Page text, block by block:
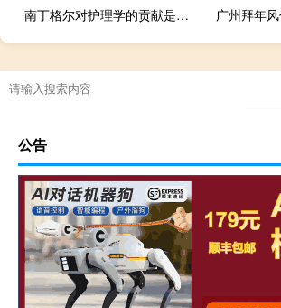
南丁格尔对护理学的贡献是什么
广州拜年
公告